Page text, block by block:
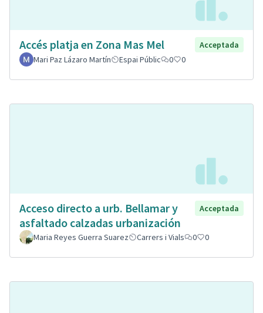
Accés platja en Zona Mas Mel
Acceptada
Mari Paz Lázaro Martín
Espai Públic 0 0
Acceso directo a urb. Bellamar y
asfaltado calzadas urbanización
Acceptada
Maria Reyes Guerra Suarez Carrers i Vials 0 0